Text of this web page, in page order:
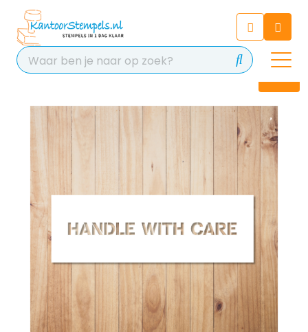
Chat 24/7 met onze chatbot
voor hulp
Contact